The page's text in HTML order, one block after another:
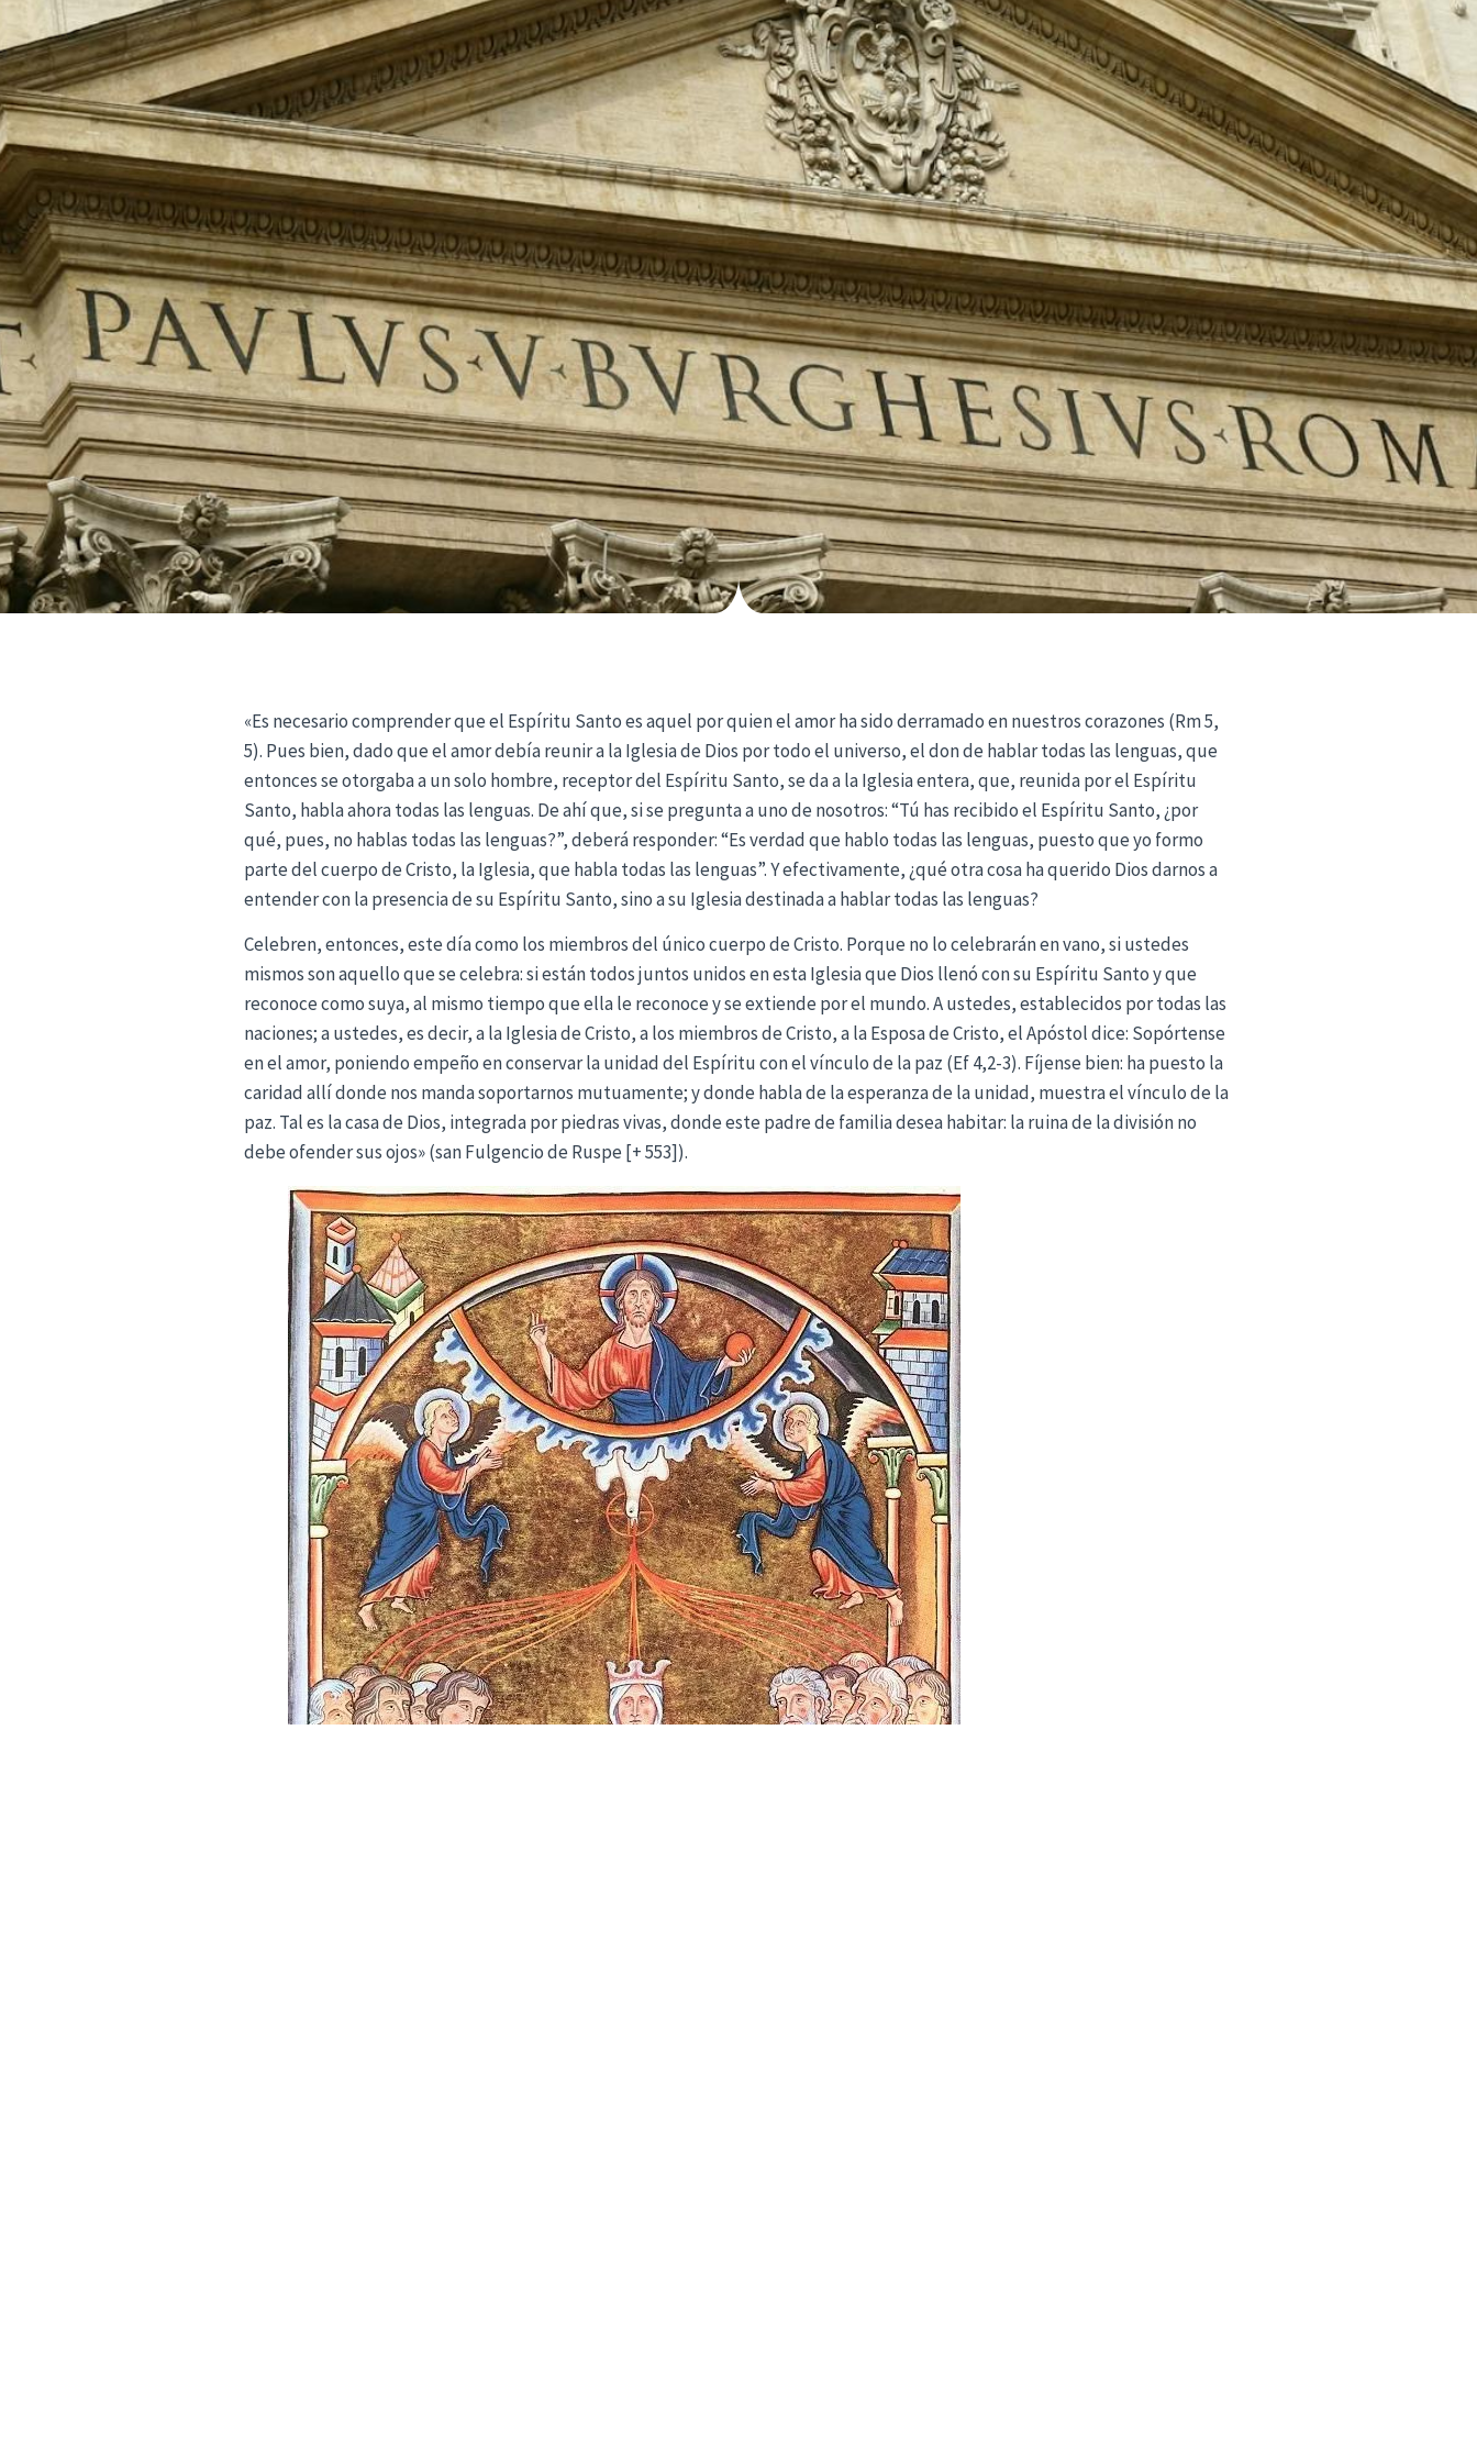
«Es necesario comprender que el Espíritu Santo es aquel por quien el amor ha sido derramado en nuestros corazones (Rm 5,
5). Pues bien, dado que el amor debía reunir a la Iglesia de Dios por todo el universo, el don de hablar todas las lenguas, que
entonces se otorgaba a un solo hombre, receptor del Espíritu Santo, se da a la Iglesia entera, que, reunida por el Espíritu
Santo, habla ahora todas las lenguas. De ahí que, si se pregunta a uno de nosotros: “Tú has recibido el Espíritu Santo, ¿por
qué, pues, no hablas todas las lenguas?”, deberá responder: “Es verdad que hablo todas las lenguas, puesto que yo formo
parte del cuerpo de Cristo, la Iglesia, que habla todas las lenguas”. Y efectivamente, ¿qué otra cosa ha querido Dios darnos a
entender con la presencia de su Espíritu Santo, sino a su Iglesia destinada a hablar todas las lenguas?
Celebren, entonces, este día como los miembros del único cuerpo de Cristo. Porque no lo celebrarán en vano, si ustedes
mismos son aquello que se celebra: si están todos juntos unidos en esta Iglesia que Dios llenó con su Espíritu Santo y que
reconoce como suya, al mismo tiempo que ella le reconoce y se extiende por el mundo. A ustedes, establecidos por todas las
naciones; a ustedes, es decir, a la Iglesia de Cristo, a los miembros de Cristo, a la Esposa de Cristo, el Apóstol dice: Sopórtense
en el amor, poniendo empeño en conservar la unidad del Espíritu con el vínculo de la paz (Ef 4,2-3). Fíjense bien: ha puesto la
caridad allí donde nos manda soportarnos mutuamente; y donde habla de la esperanza de la unidad, muestra el vínculo de la
paz. Tal es la casa de Dios, integrada por piedras vivas, donde este padre de familia desea habitar: la ruina de la división no
debe ofender sus ojos» (san Fulgencio de Ruspe [+ 553]).